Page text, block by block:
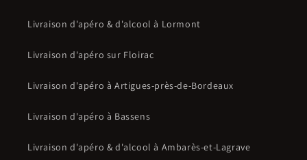
Livraison d'apéro & d'alcool à Lormont
Livraison d'apéro sur Floirac
Livraison d'apéro à Artigues-près-de-Bordeaux
Livraison d'apéro à Bassens
Livraison d'apéro & d'alcool à Ambarès-et-Lagrave